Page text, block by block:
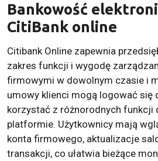
Bankowość
CitiBank online
Citibank Online zapewnia
zakres funkcji i wygodę
firmowymi w dowolnym czasie i
umowy klienci mogą logować się
korzystać z różnorodnych funkcji
platformie. Użytkownicy mają
konta firmowego, aktualizacje
transakcji, co ułatwia bieżące